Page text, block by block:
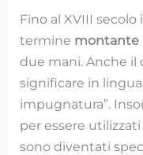
Fino al XVIII
termine montante
due mani. Anche il
significare in
impugnatura”.
per essere
sono diventati